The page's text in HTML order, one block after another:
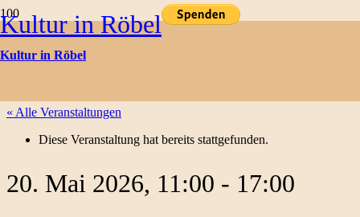
Kultur in Röbel
Kultur in Röbel
Kulturtermine
« Alle Veranstaltungen
Diese Veranstaltung hat bereits stattgefunden.
20. Mai 2026, 11:00 - 17:00